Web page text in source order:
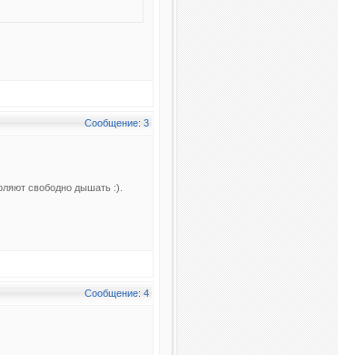
Сообщение: 3
свободно дышать :).
Сообщение: 4